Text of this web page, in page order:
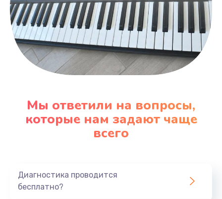
Мы ответили на вопросы,
которые нам задают чаще
всего
Диагностика проводится
бесплатно?